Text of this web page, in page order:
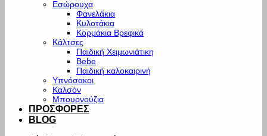
Εσώρουχα
Φανελάκια
Κυλοτάκια
Κορμάκια Βρεφικά
Κάλτσες
Παιδική Χειμωνιάτικη
Bebe
Παιδική καλοκαιρινή
Υπνόσακοι
Καλσόν
Μπουρνούζια
ΠΡΟΣΦΟΡΕΣ
BLOG